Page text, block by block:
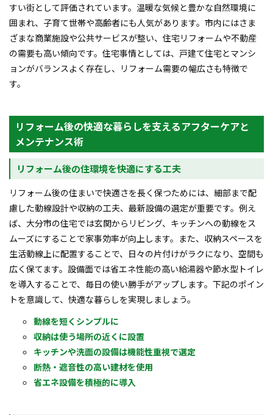
すい街として評価されています。温暖な気候と豊かな自然環境に
囲まれ、子育て世帯や高齢者にも人気があります。市内にはさま
ざまな商業施設や公共サービスが整い、住宅リフォームや不動産
の需要も高い傾向です。住宅事情としては、戸建て住宅とマンシ
ョンがバランスよく存在し、リフォーム需要の幅広さも特徴で
す。
リフォーム後の快適な暮らしを支えるアフターケアと
メンテナンス術
リフォーム後の住環境を快適にする工夫
リフォーム後の住まいで快適さを長く保つためには、細部まで配
慮した動線設計や収納の工夫、最新設備の選定が重要です。例え
ば、大分市の住宅では玄関からリビング、キッチンへの動線をス
ムーズにすることで家事効率が向上します。また、収納スペースを
生活動線上に配置することで、日々の片付けがラクになり、空間も
広く保てます。設備面では省エネ性能の高い給湯器や節水型トイレ
を導入することで、毎日の使い勝手がアップします。下記のポイン
トを意識して、快適な暮らしを実現しましょう。
動線を短くシンプルに
収納は使う場所の近くに設置
キッチンや洗面の設備は機能性重視で選定
断熱・遮音性の高い建材を使用
省エネ設備を積極的に導入